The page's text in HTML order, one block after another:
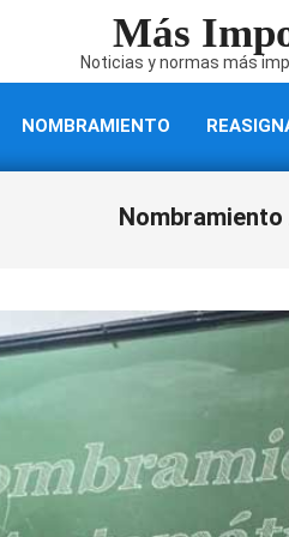
Más
Noticias y normas más
NOMBRAMIENTO